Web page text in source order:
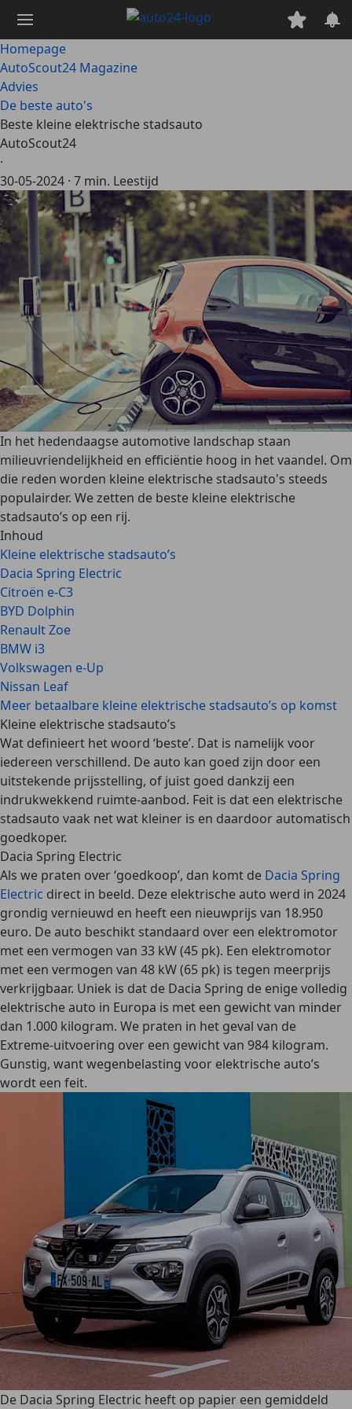
naar
hoofdinhoud
Homepage
AutoScout24 Magazine
Advies
De beste auto's
Beste kleine elektrische stadsauto
AutoScout24
·
30-05-2024 · 7 min. Leestijd
In het hedendaagse automotive landschap staan
milieuvriendelijkheid en efficiëntie hoog in het vaandel. Om
die reden worden kleine elektrische stadsauto's steeds
populairder. We zetten de beste kleine elektrische
stadsauto’s op een rij.
Inhoud
Kleine elektrische stadsauto’s
Dacia Spring Electric
Citroën e-C3
BYD Dolphin
Renault Zoe
BMW i3
Volkswagen e-Up
Nissan Leaf
Meer betaalbare kleine elektrische stadsauto’s op komst
Kleine elektrische stadsauto’s
Wat definieert het woord ‘beste’. Dat is namelijk voor
iedereen verschillend. De auto kan goed zijn door een
uitstekende prijsstelling, of juist goed dankzij een
indrukwekkend ruimte-aanbod. Feit is dat een elektrische
stadsauto vaak net wat kleiner is en daardoor automatisch
goedkoper.
Dacia Spring Electric
Als we praten over ‘goedkoop’, dan komt de Dacia Spring
Electric direct in beeld. Deze elektrische auto werd in 2024
grondig vernieuwd en heeft een nieuwprijs van 18.950
euro. De auto beschikt standaard over een elektromotor
met een vermogen van 33 kW (45 pk). Een elektromotor
met een vermogen van 48 kW (65 pk) is tegen meerprijs
verkrijgbaar. Uniek is dat de Dacia Spring de enige volledig
elektrische auto in Europa is met een gewicht van minder
dan 1.000 kilogram. We praten in het geval van de
Extreme-uitvoering over een gewicht van 984 kilogram.
Gunstig, want wegenbelasting voor elektrische auto’s
wordt een feit.
De Dacia Spring Electric heeft op papier een gemiddeld